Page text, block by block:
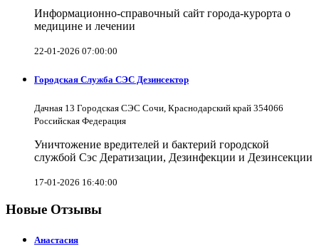
Информационно-справочный сайт города-курорта о
медицине и лечении
22-01-2026 07:00:00
Городская Служба СЭС Дезинсектор
Дачная 13 Городская СЭС Сочи, Краснодарский край 354066
Российская Федерация
Уничтожение вредителей и бактерий городской
службой Сэс Дератизации, Дезинфекции и Дезинсекции
17-01-2026 16:40:00
Новые Отзывы
Анастасия